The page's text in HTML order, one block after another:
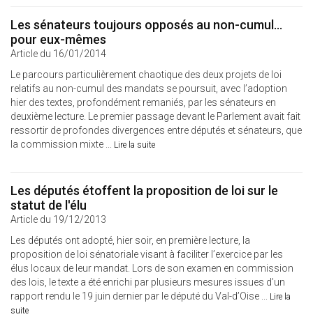
Les sénateurs toujours opposés au non-cumul…
pour eux-mêmes
Article du 16/01/2014
Le parcours particulièrement chaotique des deux projets de loi
relatifs au non-cumul des mandats se poursuit, avec l’adoption
hier des textes, profondément remaniés, par les sénateurs en
deuxième lecture. Le premier passage devant le Parlement avait fait
ressortir de profondes divergences entre députés et sénateurs, que
la commission mixte ... Lire la suite
Les députés étoffent la proposition de loi sur le
statut de l'élu
Article du 19/12/2013
Les députés ont adopté, hier soir, en première lecture, la
proposition de loi sénatoriale visant à faciliter l’exercice par les
élus locaux de leur mandat. Lors de son examen en commission
des lois, le texte a été enrichi par plusieurs mesures issues d’un
rapport rendu le 19 juin dernier par le député du Val-d’Oise ... Lire la
suite